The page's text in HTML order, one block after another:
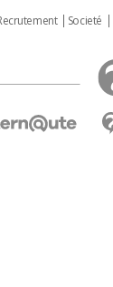
Societé